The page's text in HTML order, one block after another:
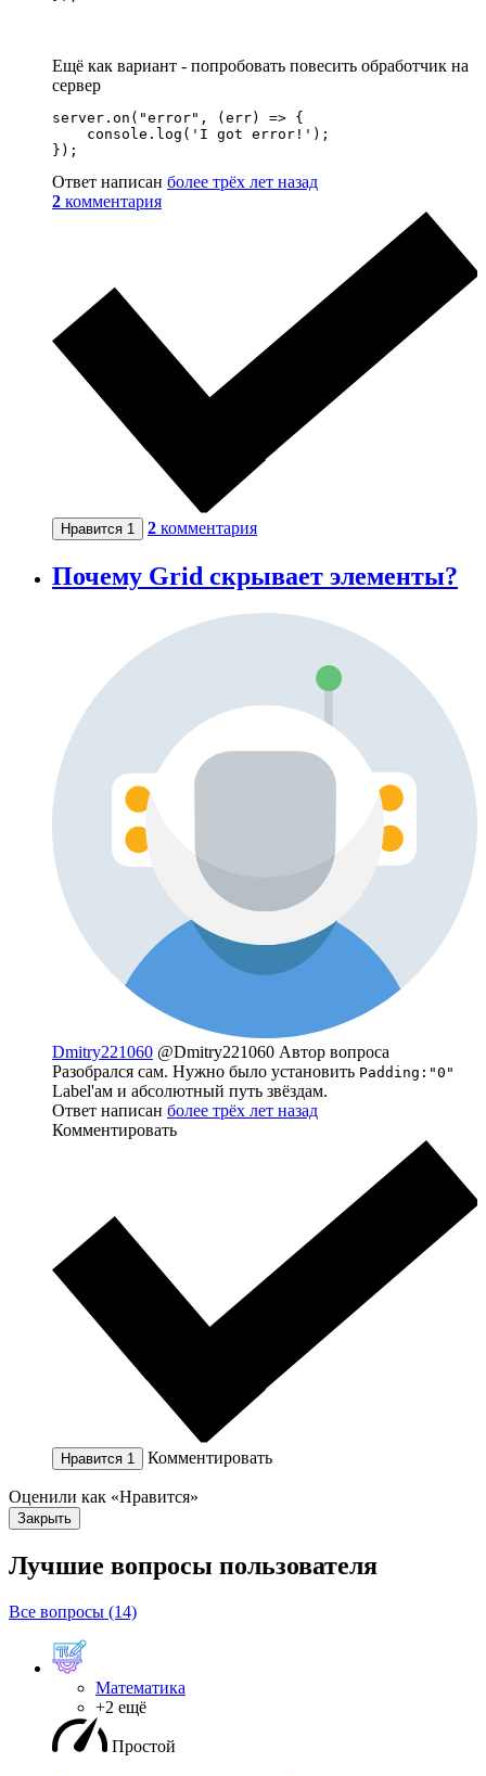
Ещё как вариант - попробовать повесить обработчик на
сервер
server.on("error", (err) => {
    console.log('I got error!');
});
Ответ написан более трёх лет назад
2 комментария
Нравится 1 2 комментария
Почему Grid скрывает элементы?
Dmitry221060 @Dmitry221060 Автор вопроса
Разобрался сам. Нужно было установить Padding:"0"
Label'ам и абсолютный путь звёздам.
Ответ написан более трёх лет назад
Комментировать
Нравится 1 Комментировать
Оценили как «Нравится»
Закрыть
Лучшие вопросы пользователя
Все вопросы (14)
Математика
+2 ещё
Простой